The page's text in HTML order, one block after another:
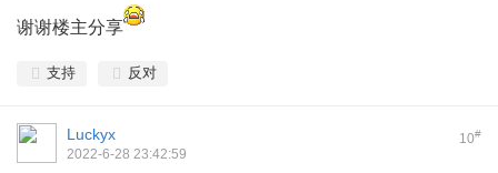
谢谢楼主分享
支持 反对
10#
Luckyx
2022-6-28 23:42:59